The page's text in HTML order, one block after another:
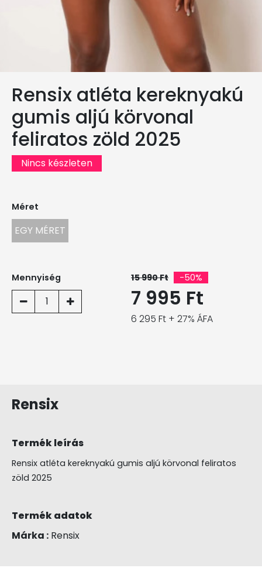
Rensix atléta kereknyakú
gumis aljú körvonal
feliratos zöld 2025
Nincs készleten
Méret
EGY MÉRET
Mennyiség
1
15 990 Ft -50%
7 995 Ft
6 295 Ft + 27% ÁFA
Rensix
Termék leírás
Rensix atléta kereknyakú gumis aljú körvonal feliratos
zöld 2025
Termék adatok
Márka : Rensix